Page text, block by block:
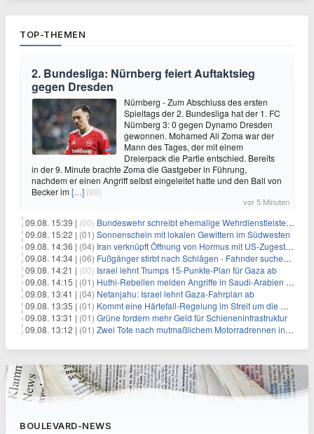
TOP-THEMEN
2. Bundesliga: Nürnberg feiert Auftaktsieg
gegen Dresden
Nürnberg - Zum Abschluss des ersten
Spieltags der 2. Bundesliga hat der 1. FC
Nürnberg 3: 0 gegen Dynamo Dresden
gewonnen. Mohamed Ali Zoma war der
Mann des Tages, der mit einem
Dreierpack die Partie entschied. Bereits
in der 9. Minute brachte Zoma die Gastgeber in Führung,
nachdem er einen Angriff selbst eingeleitet hatte und den Ball von
Becker im[…] (00)
vor 5 Minuten
09.08. 15:39 | (00) Bundeswehr schreibt ehemalige Wehrdienstleistende an
09.08. 15:22 | (01) Sonnenschein mit lokalen Gewittern im Südwesten
09.08. 14:36 | (04) Iran verknüpft Öffnung von Hormus mit US-Zugeständnissen
09.08. 14:34 | (06) Fußgänger stirbt nach Schlägen - Fahnder suchen Autofahrer
09.08. 14:21 | (00) Israel lehnt Trumps 15-Punkte-Plan für Gaza ab
09.08. 14:15 | (01) Huthi-Rebellen melden Angriffe in Saudi-Arabien und im Jemen
09.08. 13:41 | (04) Netanjahu: Israel lehnt Gaza-Fahrplan ab
09.08. 13:35 | (01) Kommt eine Härtefall-Regelung im Streit um die Rente mit 63?
09.08. 13:31 | (01) Grüne fordern mehr Geld für Schieneninfrastruktur
09.08. 13:12 | (01) Zwei Tote nach mutmaßlichem Motorradrennen in Köln
BOULEVARD-NEWS